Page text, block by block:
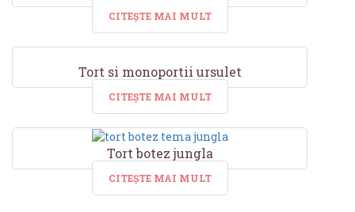
CITEȘTE MAI MULT
Tort si monoportii ursulet
CITEȘTE MAI MULT
Tort botez jungla
CITEȘTE MAI MULT